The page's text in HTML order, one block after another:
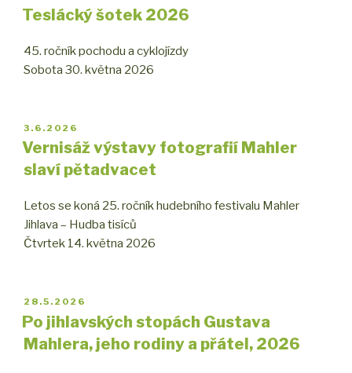
Teslácký šotek 2026
45. ročník pochodu a cyklojízdy
Sobota 30. května 2026
PUBLIKOVÁNO
3.6.2026
Vernisáž výstavy fotografií Mahler
slaví pětadvacet
Letos se koná 25. ročník hudebního festivalu Mahler
Jihlava – Hudba tisíců
Čtvrtek 14. května 2026
PUBLIKOVÁNO
28.5.2026
Po jihlavských stopách Gustava
Mahlera, jeho rodiny a přátel, 2026